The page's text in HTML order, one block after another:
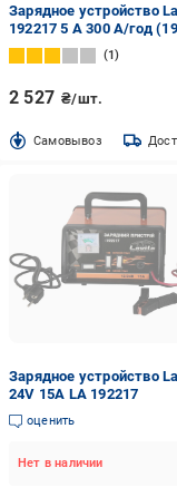
Зарядное устройство
192217 5 А 300 А/год
1
2 527 ₴/шт.
Cамовывоз
Зарядное устройство
24V 15A LA 192217
оценить
Нет в наличии